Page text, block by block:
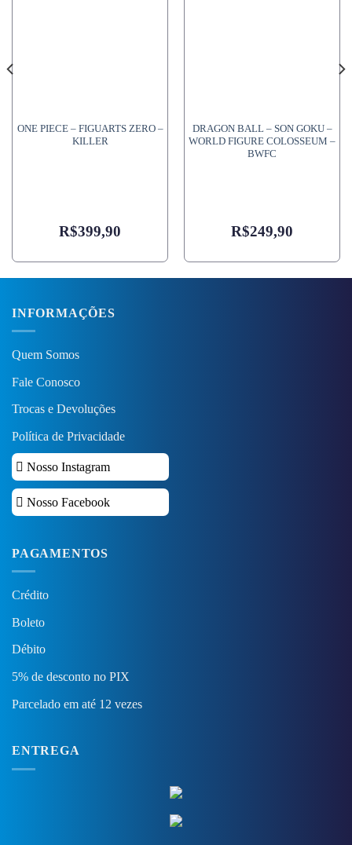
ONE PIECE – FIGUARTS ZERO –
KILLER
R$399,90
DRAGON BALL – SON GOKU –
WORLD FIGURE COLOSSEUM –
BWFC
R$249,90
INFORMAÇÕES
Quem Somos
Fale Conosco
Trocas e Devoluções
Política de Privacidade
Nosso Instagram
Nosso Facebook
PAGAMENTOS
Crédito
Boleto
Débito
5% de desconto no PIX
Parcelado em até 12 vezes
ENTREGA